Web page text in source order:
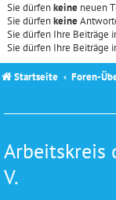
Sie dürfenkeine neuen
Sie dürfenkeine
Sie dürfen Ihre Beiträge
Sie dürfen Ihre Beiträge
Startseite Foren-
Arbeitskreis
V.